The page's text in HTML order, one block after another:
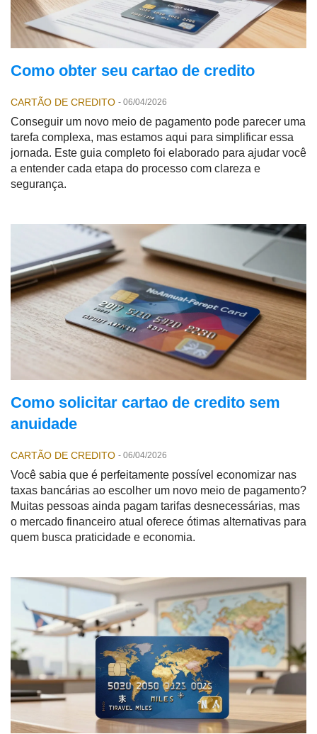
Como obter seu cartao de credito
CARTÃO DE CREDITO - 06/04/2026
Conseguir um novo meio de pagamento pode parecer uma
tarefa complexa, mas estamos aqui para simplificar essa
jornada. Este guia completo foi elaborado para ajudar você
a entender cada etapa do processo com clareza e
segurança.
Como solicitar cartao de credito sem
anuidade
CARTÃO DE CREDITO - 06/04/2026
Você sabia que é perfeitamente possível economizar nas
taxas bancárias ao escolher um novo meio de pagamento?
Muitas pessoas ainda pagam tarifas desnecessárias, mas
o mercado financeiro atual oferece ótimas alternativas para
quem busca praticidade e economia.